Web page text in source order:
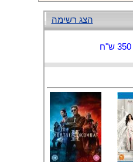
הצג רשימה